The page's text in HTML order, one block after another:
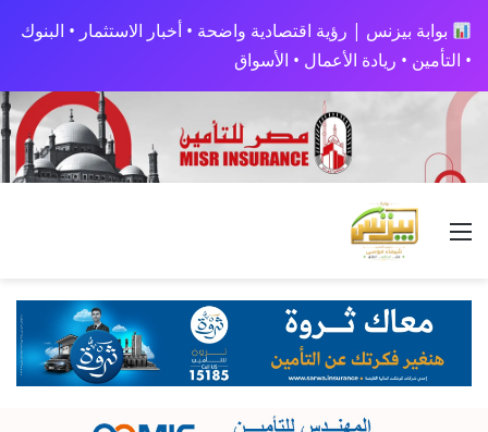
بوابة بيزنس | رؤية اقتصادية واضحة • أخبار الاستثمار • البنوك
• التأمين • ريادة الأعمال • الأسواق
القائمة